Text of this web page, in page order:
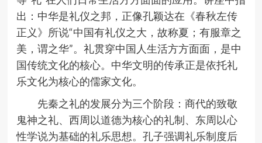
出：中华是礼仪之邦，正像孔颖达在《春秋左传
正义》所说“中国有礼仪之大，故称夏；有服章之
美，谓之华”。礼贯穿中国人生活方方面面，是中
国传统文化的核心。中华文明的传承正是依托礼
乐文化为核心的儒家文化。
先秦之礼的发展分为三个阶段：商代的致敬
鬼神之礼、西周以道德为核心的礼制、东周以心
性学说为基础的礼乐思想。孔子强调礼乐制度后